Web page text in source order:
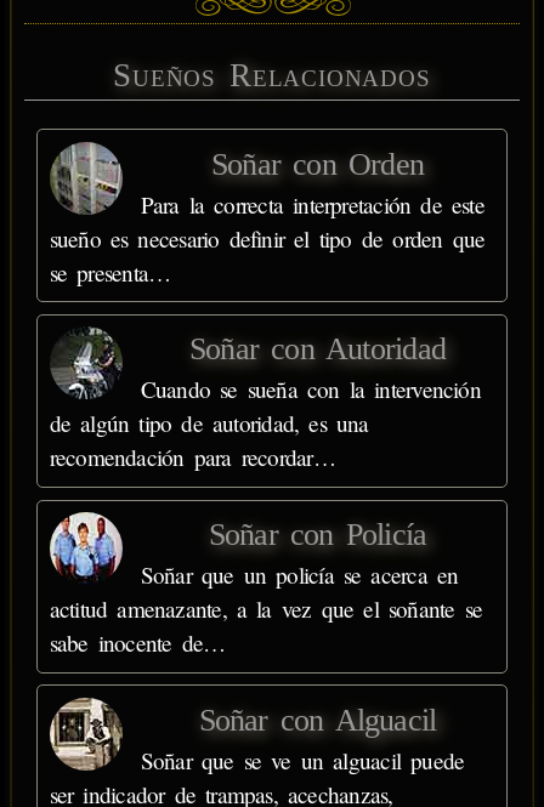
Sueños Relacionados
Soñar con Orden
Para la correcta interpretación de este
sueño es necesario definir el tipo de orden que
se presenta…
Soñar con Autoridad
Cuando se sueña con la intervención
de algún tipo de autoridad, es una
recomendación para recordar…
Soñar con Policía
Soñar que un policía se acerca en
actitud amenazante, a la vez que el soñante se
sabe inocente de…
Soñar con Alguacil
Soñar que se ve un alguacil puede
ser indicador de trampas, acechanzas,